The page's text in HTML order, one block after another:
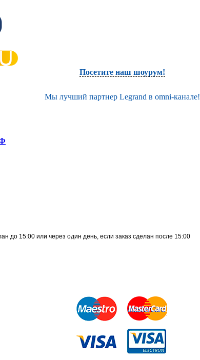
Посетите наш шоурум!
Мы лучший партнер Legrand в omni-канале!
до 15:00 или через один день, если заказ сделан после 15:00